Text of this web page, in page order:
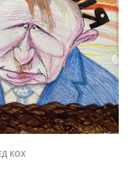
КОХ